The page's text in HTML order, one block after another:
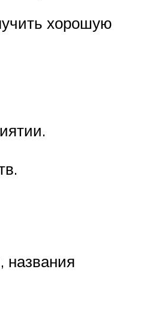
хорошую
названия